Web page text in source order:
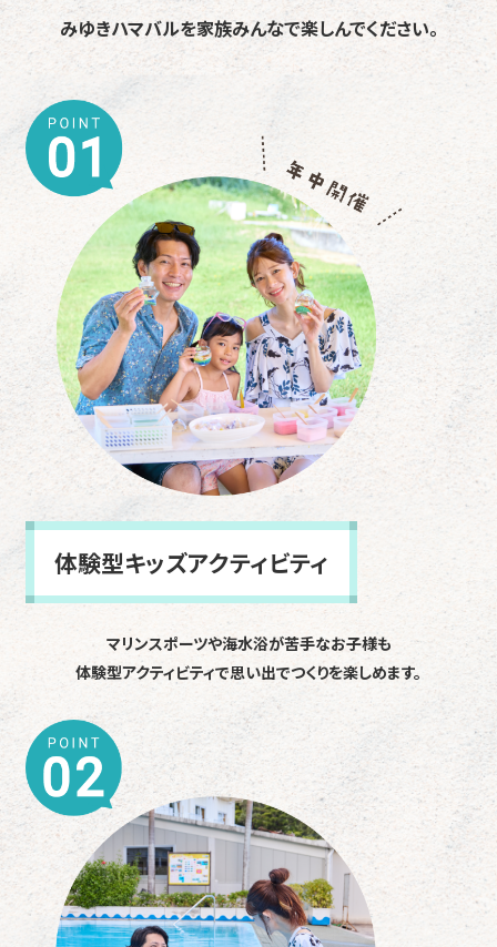
みゆきハマバルを家族みんなで楽しんでください。
体験型キッズアクティビティ
マリンスポーツや海水浴が苦手なお子様も
体験型アクティビティで思い出でつくりを楽しめます。